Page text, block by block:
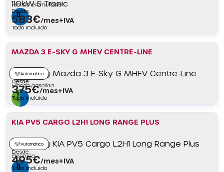
Híbrido enchufable
Desde:
583€/mes+IVA
Todo incluido
MAZDA 3 E-SKY G MHEV CENTRE-LINE
Automático
Híbrido gasolina
Desde:
375€/mes+IVA
Todo incluido
KIA PV5 CARGO L2H1 LONG RANGE PLUS
Automático
Eléctrico
Desde:
495€/mes+IVA
Todo incluido